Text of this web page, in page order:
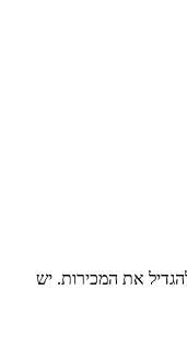
את המכירות. יש